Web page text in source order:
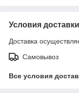
Условия доставки
Доставка
Самовывоз
Все условия